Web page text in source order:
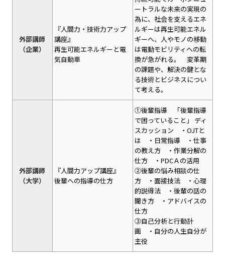
外部講師
（企業）
『人間力・技術力アップ
講座』
再生可能エネルギーと電
気自動車
ートラルな未来の実現の
為に、社会を支えるエネ
ルギーは再生可能エネル
ギーへ、人やモノの移動
は電動モビリティへの転
換が急がれる。 変革期
の課題や、解決の鍵とな
る技術とビジネスについ
て考える。
外部講師
（大学）
『人間力アップ講座』
後輩への指導の仕方
①後輩指導 「後輩指導
で困っていること」 ディ
スカッション ・OJTと
は ・日常指導 ・仕事
の教え方 ・作業分解の
仕方 ・PDCＡの活用
②後輩の悩み相談の仕
方 ・面接技法 ・心理
的説得法 ・後輩の話の
聞き方 ・アドバイスの
仕方
③自己分析と行動計
画 ・自分の人生自分が
主役